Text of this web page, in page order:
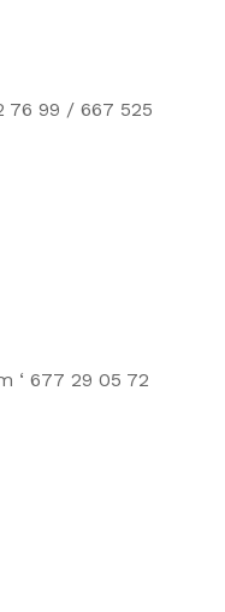
76 99 / 667 525
‘ 677 29 05 72